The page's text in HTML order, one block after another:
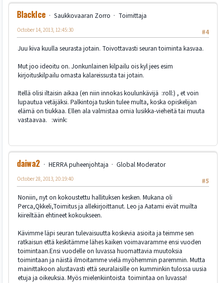
BlackIce Saukkovaaran Zorro
Toimittaja
#4
October 14, 2013, 12:45:30
Juu kiva kuulla seurasta jotain. Toivottavasti seuran toiminta kasvaa.
Mut joo ideoitu on. Jonkunlainen kilpailu ois kyl jees esim
kirjoituskilpailu omasta kalareissusta tai jotain.
Itellä olisi iltaisin aikaa (en niin innokas koulunkävijä :roll:) , et voin
lupautua vetäjäksi. Palkintoja tuskin tulee multa, koska opiskelijan
elämä on tiukkaa. Ellen ala valmistaa omia lusikka-vieheitä tai muuta
vastaavaa. :wink:
daiwa2 HERRA puheenjohtaja
Global Moderator
#5
October 28, 2013, 20:19:40
Noniin, nyt on kokoustettu hallituksen kesken. Mukana oli
Perca,Qkkeli,Toimitus ja allekirjoittanut. Leo ja Aatami eivät muilta
kiireiltään ehtineet kokoukseen.
Kävimme läpi seuran tulevaisuutta koskevia asioita ja teimme sen
ratkaisun että keskitämme lähes kaiken voimavaramme ensi vuoden
toimintaan.Ensi vuodelle on luvassa huomattavia muutoksia
toimintaan ja näistä ilmoitamme vielä myöhemmin paremmin. Mutta
mainittakoon alustavasti että seuralaisille on kumminkin tulossa uusia
etuja ja oikeuksia. Myös mielenkiintoista toimintaa on luvassa!